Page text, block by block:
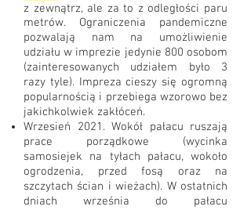
z zewnątrz, ale za to z odległości paru
metrów. Ograniczenia pandemiczne
pozwalają nam na umożliwienie
udziału w imprezie jedynie 800 osobom
(zainteresowanych udziałem było 3
razy tyle). Impreza cieszy się ogromną
popularnością i przebiega wzorowo bez
jakichkolwiek zakłóceń.
Wrzesień 2021. Wokół pałacu ruszają
prace porządkowe (wycinka
samosiejek na tyłach pałacu, wokoło
ogrodzenia, przed fosą oraz na
szczytach ścian i wieżach). W ostatnich
dniach września do pałacu